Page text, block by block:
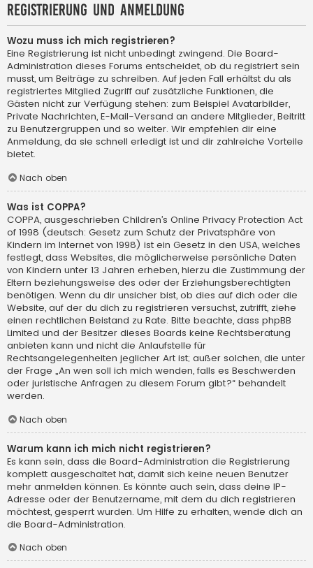
Registrierung und Anmeldung
Wozu muss ich mich registrieren?
Eine Registrierung ist nicht unbedingt zwingend. Die Board-
Administration dieses Forums entscheidet, ob du registriert sein
musst, um Beiträge zu schreiben. Auf jeden Fall erhältst du als
registriertes Mitglied Zugriff auf zusätzliche Funktionen, die
Gästen nicht zur Verfügung stehen: zum Beispiel Avatarbilder,
Private Nachrichten, E-Mail-Versand an andere Mitglieder, Beitritt
zu Benutzergruppen und so weiter. Wir empfehlen dir eine
Anmeldung, da sie schnell erledigt ist und dir zahlreiche Vorteile
bietet.
Nach oben
Was ist COPPA?
COPPA, ausgeschrieben Children’s Online Privacy Protection Act
of 1998 (deutsch: Gesetz zum Schutz der Privatsphäre von
Kindern im Internet von 1998) ist ein Gesetz in den USA, welches
festlegt, dass Websites, die möglicherweise persönliche Daten
von Kindern unter 13 Jahren erheben, hierzu die Zustimmung der
Eltern beziehungsweise des oder der Erziehungsberechtigten
benötigen. Wenn du dir unsicher bist, ob dies auf dich oder die
Website, auf der du dich zu registrieren versuchst, zutrifft, ziehe
einen rechtlichen Beistand zu Rate. Bitte beachte, dass phpBB
Limited und der Besitzer dieses Boards keine Rechtsberatung
anbieten kann und nicht die Anlaufstelle für
Rechtsangelegenheiten jeglicher Art ist; außer solchen, die unter
der Frage „An wen soll ich mich wenden, falls es Beschwerden
oder juristische Anfragen zu diesem Forum gibt?“ behandelt
werden.
Nach oben
Warum kann ich mich nicht registrieren?
Es kann sein, dass die Board-Administration die Registrierung
komplett ausgeschaltet hat, damit sich keine neuen Benutzer
mehr anmelden können. Es könnte auch sein, dass deine IP-
Adresse oder der Benutzername, mit dem du dich registrieren
möchtest, gesperrt wurden. Um Hilfe zu erhalten, wende dich an
die Board-Administration.
Nach oben